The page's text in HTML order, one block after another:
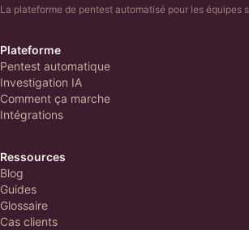
La plateforme de pentest automatisé pour les équipes
Plateforme
Pentest automatique
Investigation IA
Comment ça marche
Intégrations
Ressources
Blog
Guides
Glossaire
Cas clients